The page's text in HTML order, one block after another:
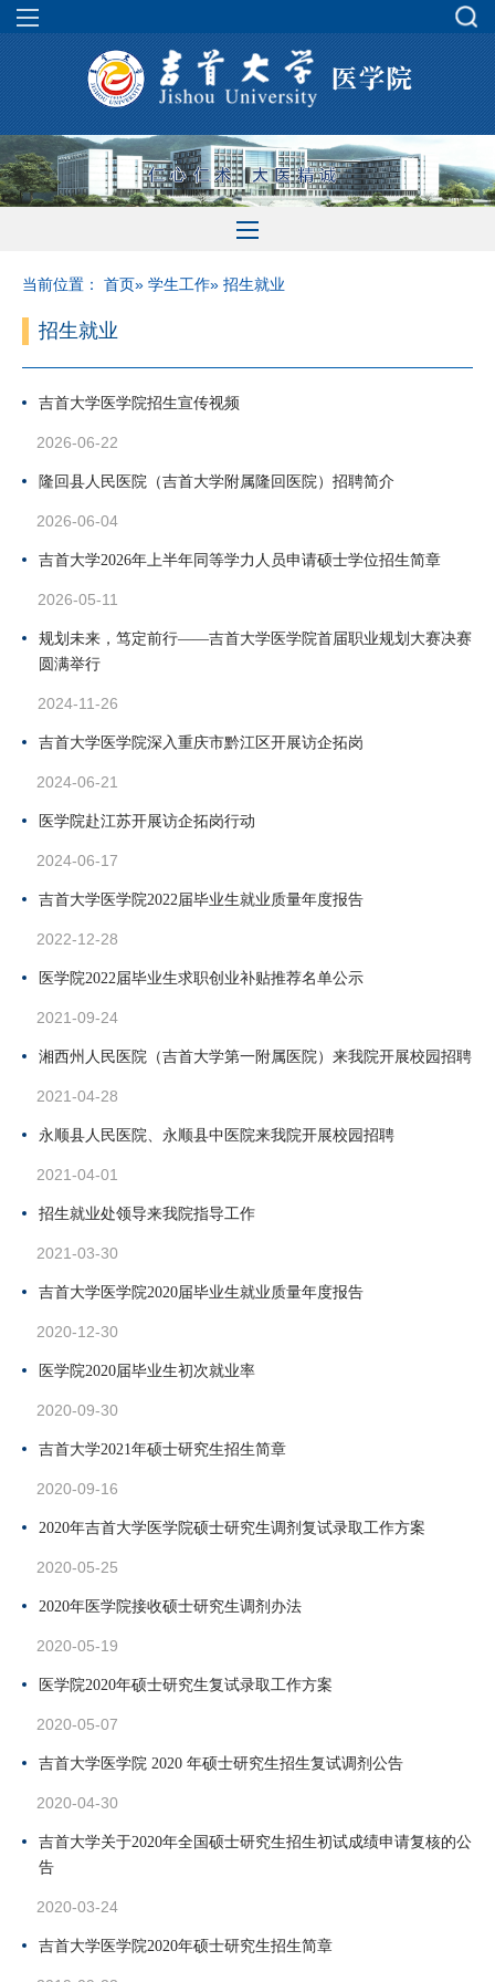
当前位置： 首页» 学生工作» 招生就业
招生就业
吉首大学医学院招生宣传视频
2026-06-22
隆回县人民医院（吉首大学附属隆回医院）招聘简介
2026-06-04
吉首大学2026年上半年同等学力人员申请硕士学位招生简章
2026-05-11
规划未来，笃定前行——吉首大学医学院首届职业规划大赛决赛
圆满举行
2024-11-26
吉首大学医学院深入重庆市黔江区开展访企拓岗
2024-06-21
医学院赴江苏开展访企拓岗行动
2024-06-17
吉首大学医学院2022届毕业生就业质量年度报告
2022-12-28
医学院2022届毕业生求职创业补贴推荐名单公示
2021-09-24
湘西州人民医院（吉首大学第一附属医院）来我院开展校园招聘
2021-04-28
永顺县人民医院、永顺县中医院来我院开展校园招聘
2021-04-01
招生就业处领导来我院指导工作
2021-03-30
吉首大学医学院2020届毕业生就业质量年度报告
2020-12-30
医学院2020届毕业生初次就业率
2020-09-30
吉首大学2021年硕士研究生招生简章
2020-09-16
2020年吉首大学医学院硕士研究生调剂复试录取工作方案
2020-05-25
2020年医学院接收硕士研究生调剂办法
2020-05-19
医学院2020年硕士研究生复试录取工作方案
2020-05-07
吉首大学医学院 2020 年硕士研究生招生复试调剂公告
2020-04-30
吉首大学关于2020年全国硕士研究生招生初试成绩申请复核的公
告
2020-03-24
吉首大学医学院2020年硕士研究生招生简章